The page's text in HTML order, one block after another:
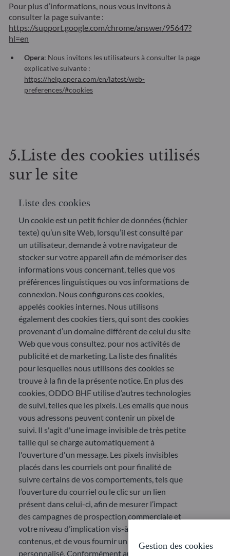
Pour plus d’informations, nous vous invitons à
consulter la page suivante :
https://support.google.com/chrome/answer/95647?
hl=en
Opera: Nous invitons les utilisateurs à consulter la page
explicative suivante :
https://help.opera.com/en/latest/web-
preferences/#cookies
5.Liste des cookies utilisés
sur le site
Liste des cookies
Un cookie est un petit fichier de données (fichier
texte) qu’un site Web, lorsqu’il est consulté par
un utilisateur, demande à votre navigateur de
stocker sur votre appareil afin de mémoriser des
informations vous concernant, telles que vos
préférences linguistiques ou vos informations de
connexion. Nous configurons ces cookies,
appelés cookies internes. Nous utilisons
également des cookies tiers, qui sont des cookies
provenant d’un domaine différent de celui du site
Web que vous consultez, pour nos activités de
publicité et de marketing. La liste des finalités
pour lesquelles nous utilisons des cookies se
trouve à la fin de la présente notice. En plus des
cookies, ODDO BHF utilise d’autres technologies
de suivi, telles que les pixels. Les emails que nous
vous adressons peuvent contenir un pixel de
suivi. Il s'agit d'une image invisible de très petite
taille qui se charge automatiquement à
l'ouverture d'un message. Les pixels invisibles
placés dans les courriels ont pour finalité de
suivre certains de vos comportements, tels que
l’ouverture du courriel ou le clic sur un lien
présent dans celui-ci, afin de mesurer l’impact
des campagnes de prospection commerciale et
votre niveau d’implication vis-à-vis de leurs
contenus, et de vous fournir un contenu
personnalisé. Conformément aux lignes
Gestion des cookies